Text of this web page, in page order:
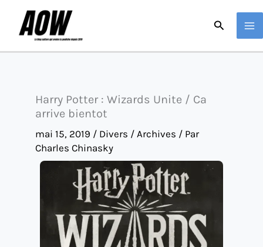
Harry Potter : Wizards Unite / Ca
arrive bientot
mai 15, 2019 / Divers / Archives / Par
Charles Chinasky